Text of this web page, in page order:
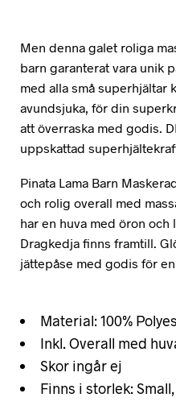
Men denna galet roliga
barn garanterat vara unik
med alla små superhjältar
avundsjuka, för din
att överraska med godis.
uppskattad
Pinata Lama Barn
och rolig overall med
har en huva med öron
Dragkedja finns framtill.
jättepåse med godis för
Material: 100%
Inkl. Overall med
Skor ingår ej
Finns i storlek: